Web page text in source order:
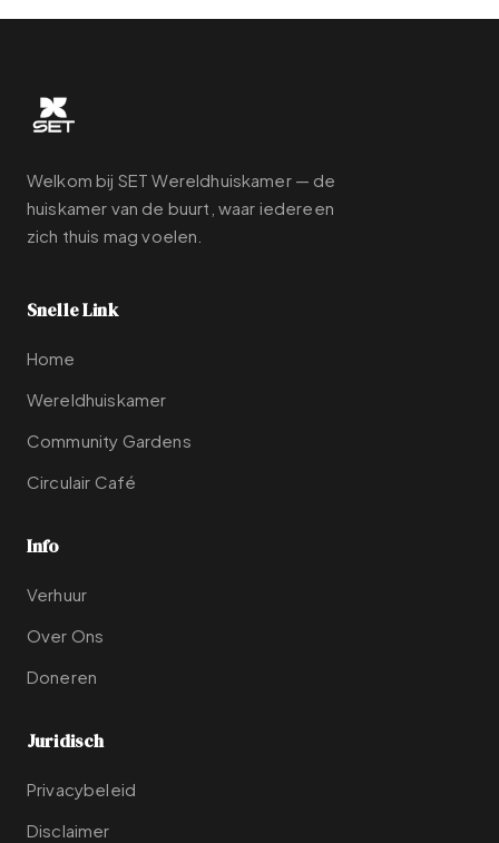
Welkom bij SET Wereldhuiskamer — de
huiskamer van de buurt, waar iedereen
zich thuis mag voelen.
Snelle Link
Home
Wereldhuiskamer
Community Gardens
Circulair Café
Info
Verhuur
Over Ons
Doneren
Juridisch
Privacybeleid
Disclaimer